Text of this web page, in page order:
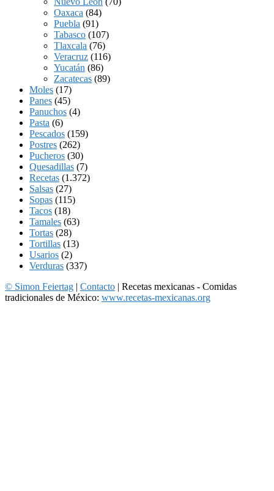
Oaxaca (84)
Puebla (91)
Tabasco (107)
Tlaxcala (76)
Veracruz (116)
Yucatán (86)
Zacatecas (89)
Moles (17)
Panes (45)
Panuchos (4)
Pasta (6)
Pescados (159)
Postres (262)
Pucheros (30)
Quesadillas (7)
Recetas (1.372)
Salsas (27)
Sopas (115)
Tacos (18)
Tamales (63)
Tortas (28)
Tortillas (13)
Usarios (2)
Verduras (337)
© Simon Feiertag | Contacto | Recetas mexicanas - Comidas
tradicionales de México: www.recetas-mexicanas.org